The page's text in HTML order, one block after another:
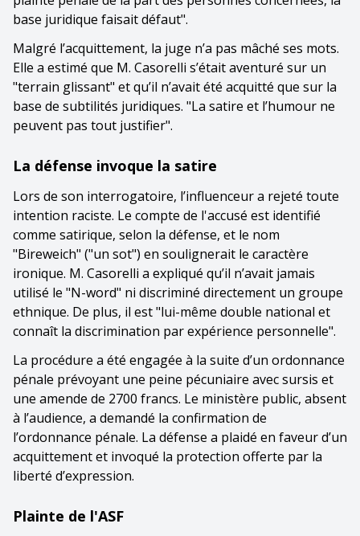
base juridique faisait défaut".
Malgré l’acquittement, la juge n’a pas mâché ses mots.
Elle a estimé que M. Casorelli s’était aventuré sur un
"terrain glissant" et qu’il n’avait été acquitté que sur la
base de subtilités juridiques. "La satire et l’humour ne
peuvent pas tout justifier".
La défense invoque la satire
Lors de son interrogatoire, l’influenceur a rejeté toute
intention raciste. Le compte de l'accusé est identifié
comme satirique, selon la défense, et le nom
"Bireweich" ("un sot") en soulignerait le caractère
ironique. M. Casorelli a expliqué qu’il n’avait jamais
utilisé le "N-word" ni discriminé directement un groupe
ethnique. De plus, il est "lui-même double national et
connaît la discrimination par expérience personnelle".
La procédure a été engagée à la suite d’un ordonnance
pénale prévoyant une peine pécuniaire avec sursis et
une amende de 2700 francs. Le ministère public, absent
à l’audience, a demandé la confirmation de
l’ordonnance pénale. La défense a plaidé en faveur d’un
acquittement et invoqué la protection offerte par la
liberté d’expression.
Plainte de l'ASF